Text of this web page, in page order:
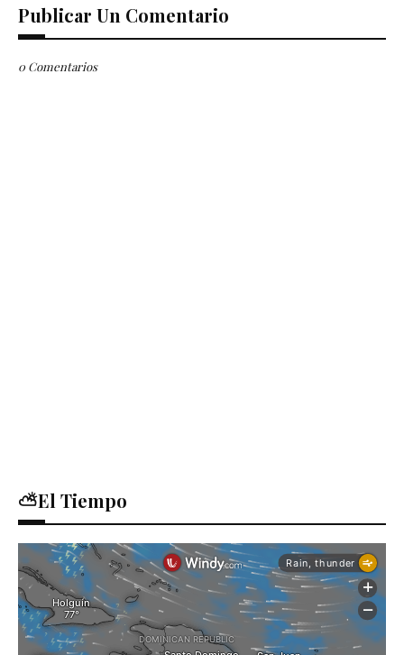
Publicar Un Comentario
0 Comentarios
⛅El Tiempo